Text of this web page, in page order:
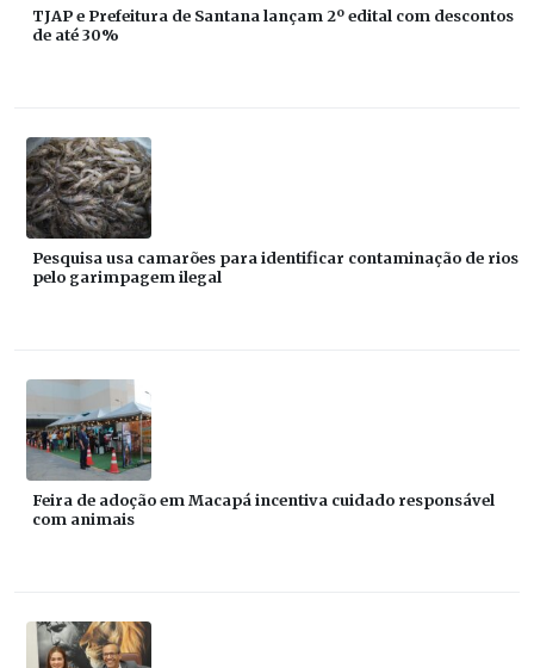
TJAP e Prefeitura de Santana lançam 2º edital com descontos
de até 30%
Pesquisa usa camarões para identificar contaminação de rios
pelo garimpagem ilegal
Feira de adoção em Macapá incentiva cuidado responsável
com animais